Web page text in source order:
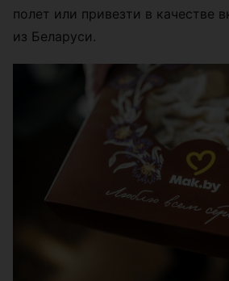
полет или привезти в качестве
из Беларуси.